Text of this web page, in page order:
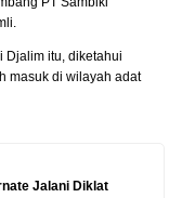
Djalim itu, diketahui
masuk di wilayah adat
Jalani Diklat